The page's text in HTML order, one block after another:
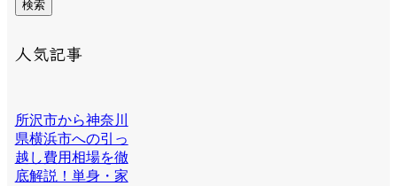
検索
人気記事
所沢市から神奈川
県横浜市への引っ
越し費用相場を徹
底解説！単身・家